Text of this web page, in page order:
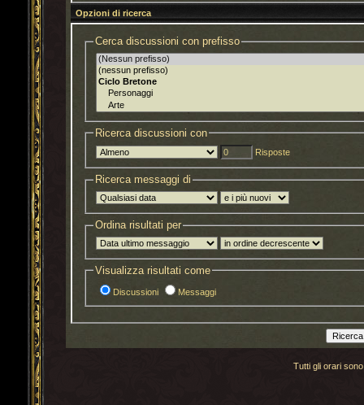
Opzioni di ricerca
Cerca discussioni con prefisso
Ricerca discussioni con
Risposte
Ricerca messaggi di
Ordina risultati per
Visualizza risultati come
Discussioni Messaggi
Tutti gli orari